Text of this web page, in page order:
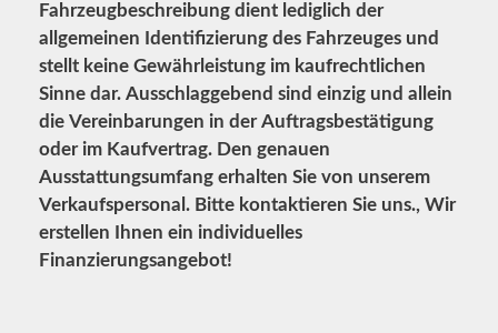
Fahrzeugbeschreibung dient lediglich der
allgemeinen Identifizierung des Fahrzeuges und
stellt keine Gewährleistung im kaufrechtlichen
Sinne dar. Ausschlaggebend sind einzig und allein
die Vereinbarungen in der Auftragsbestätigung
oder im Kaufvertrag. Den genauen
Ausstattungsumfang erhalten Sie von unserem
Verkaufspersonal. Bitte kontaktieren Sie uns., Wir
erstellen Ihnen ein individuelles
Finanzierungsangebot!